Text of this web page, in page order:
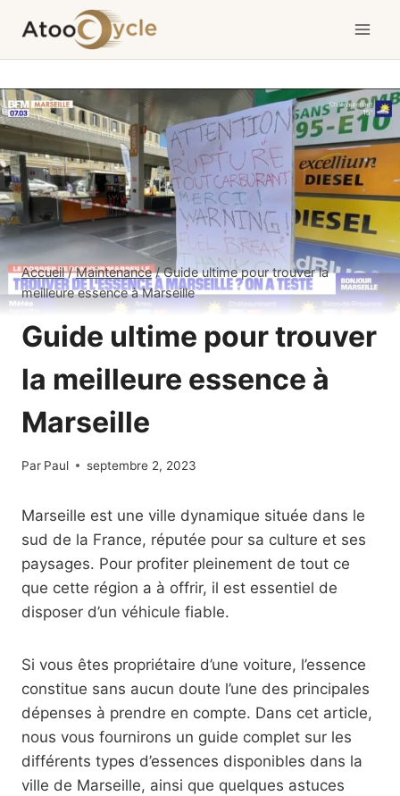
contenu
Accueil / Maintenance / Guide ultime pour trouver la
meilleure essence à Marseille
Guide ultime pour trouver
la meilleure essence à
Marseille
Par Paul septembre 2, 2023
Marseille est une ville dynamique située dans le
sud de la France, réputée pour sa culture et ses
paysages. Pour profiter pleinement de tout ce
que cette région a à offrir, il est essentiel de
disposer d’un véhicule fiable.
Si vous êtes propriétaire d’une voiture, l’essence
constitue sans aucun doute l’une des principales
dépenses à prendre en compte. Dans cet article,
nous vous fournirons un guide complet sur les
différents types d’essences disponibles dans la
ville de Marseille, ainsi que quelques astuces